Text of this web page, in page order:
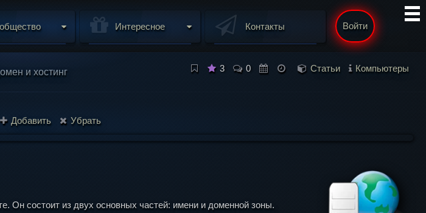
Интересное Контакты Войти
и хостинг 3 0 Статьи Компьютеры
Добавить Убрать
Он состоит из двух основных частей: имени и доменной зоны.